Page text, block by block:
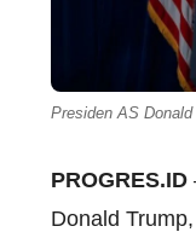
Presiden AS
PROGRES.ID
Donald